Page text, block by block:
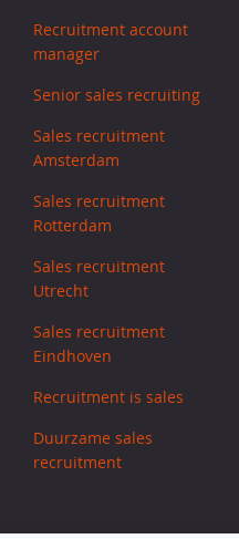
Recruitment account
manager
Senior sales recruiting
Sales recruitment
Amsterdam
Sales recruitment
Rotterdam
Sales recruitment
Utrecht
Sales recruitment
Eindhoven
Recruitment is sales
Duurzame sales
recruitment